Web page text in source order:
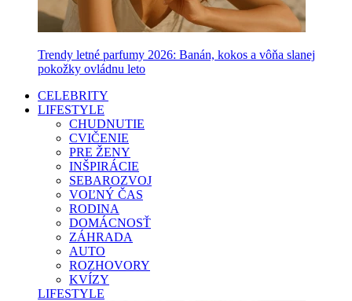
Trendy letné parfumy 2026: Banán, kokos a vôňa slanej
pokožky ovládnu leto
CELEBRITY
LIFESTYLE
CHUDNUTIE
CVIČENIE
PRE ŽENY
INŠPIRÁCIE
SEBAROZVOJ
VOĽNÝ ČAS
RODINA
DOMÁCNOSŤ
ZÁHRADA
AUTO
ROZHOVORY
KVÍZY
LIFESTYLE